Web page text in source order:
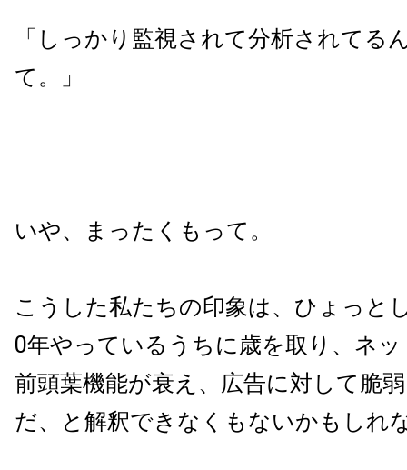
「しっかり監視されて分析されてる
て。」
いや、まったくもって。
こうした私たちの印象は、ひょっと
0年やっているうちに歳を取り、ネ
前頭葉機能が衰え、広告に対して脆
だ、と解釈できなくもないかもしれ